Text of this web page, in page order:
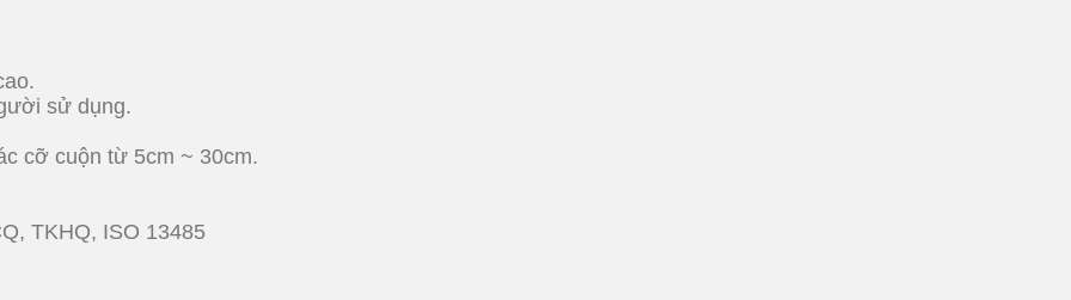
sử dụng.
cỡ cuộn từ 5cm ~ 30cm.
TKHQ, ISO 13485